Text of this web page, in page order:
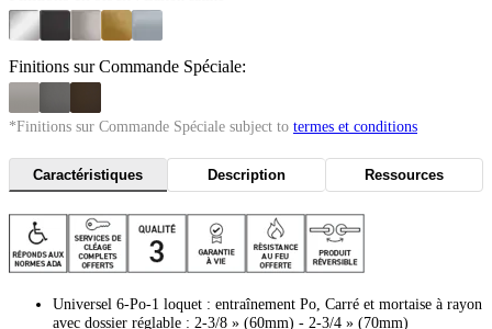
Finitions sur Commande Spéciale:
*Finitions sur Commande Spéciale subject to termes et conditions
Caractéristiques Description Ressources
Universel 6-Po-1 loquet : entraînement Po, Carré et mortaise à rayon
avec dossier réglable : 2-3/8 » (60mm) - 2-3/4 » (70mm)